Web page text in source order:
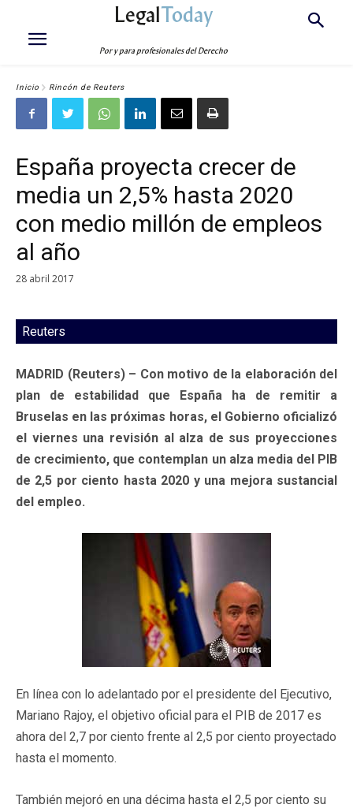
LegalToday
Por y para profesionales del Derecho
Inicio Rincón de Reuters
España proyecta crecer de
media un 2,5% hasta 2020
con medio millón de empleos
al año
28 abril 2017
Reuters
MADRID (Reuters) – Con motivo de la elaboración del
plan de estabilidad que España ha de remitir a
Bruselas en las próximas horas, el Gobierno oficializó
el viernes una revisión al alza de sus proyecciones
de crecimiento, que contemplan un alza media del PIB
de 2,5 por ciento hasta 2020 y una mejora sustancial
del empleo.
En línea con lo adelantado por el presidente del Ejecutivo,
Mariano Rajoy, el objetivo oficial para el PIB de 2017 es
ahora del 2,7 por ciento frente al 2,5 por ciento proyectado
hasta el momento.
También mejoró en una décima hasta el 2,5 por ciento su